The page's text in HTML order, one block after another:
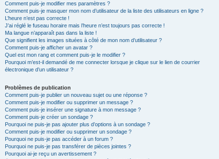
Comment puis-je modifier mes paramètres ?
Comment puis-je masquer mon nom d’utilisateur de la liste des utilisateurs en ligne ?
L’heure n’est pas correcte !
J’ai réglé le fuseau horaire mais l’heure n’est toujours pas correcte !
Ma langue n’apparaît pas dans la liste !
Que signifient les images situées à côté de mon nom d’utilisateur ?
Comment puis-je afficher un avatar ?
Quel est mon rang et comment puis-je le modifier ?
Pourquoi m’est-il demandé de me connecter lorsque je clique sur le lien de courrier
électronique d’un utilisateur ?
Problèmes de publication
Comment puis-je publier un nouveau sujet ou une réponse ?
Comment puis-je modifier ou supprimer un message ?
Comment puis-je insérer une signature à mon message ?
Comment puis-je créer un sondage ?
Pourquoi ne puis-je pas ajouter plus d’options à un sondage ?
Comment puis-je modifier ou supprimer un sondage ?
Pourquoi ne puis-je pas accéder à un forum ?
Pourquoi ne puis-je pas transférer de pièces jointes ?
Pourquoi ai-je reçu un avertissement ?